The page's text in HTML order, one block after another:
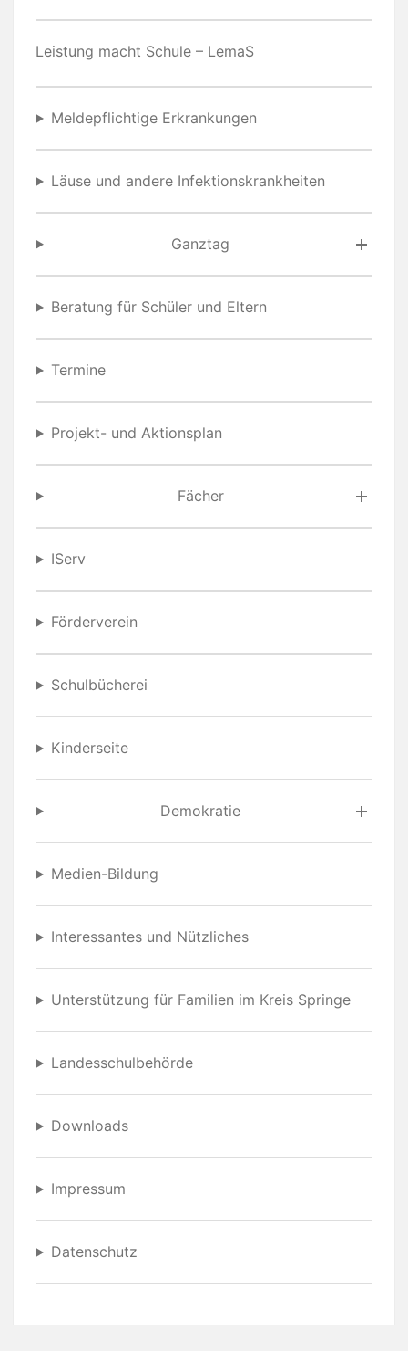
Leistung macht Schule – LemaS
Meldepflichtige Erkrankungen
Läuse und andere Infektionskrankheiten
Ganztag
Beratung für Schüler und Eltern
Termine
Projekt- und Aktionsplan
Fächer
IServ
Förderverein
Schulbücherei
Kinderseite
Demokratie
Medien-Bildung
Interessantes und Nützliches
Unterstützung für Familien im Kreis Springe
Landesschulbehörde
Downloads
Impressum
Datenschutz